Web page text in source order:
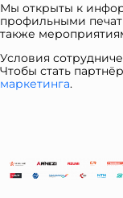
Мы открыты к
профильными
также
Условия
Чтобы стать
маркетинга.